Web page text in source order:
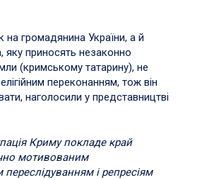
на громадянина України, а й
яку приносять незаконно
(кримському татарину), не
переконанням, тож він
наголосили у представництві
Криму покладе край
мотивованим
і репресіям